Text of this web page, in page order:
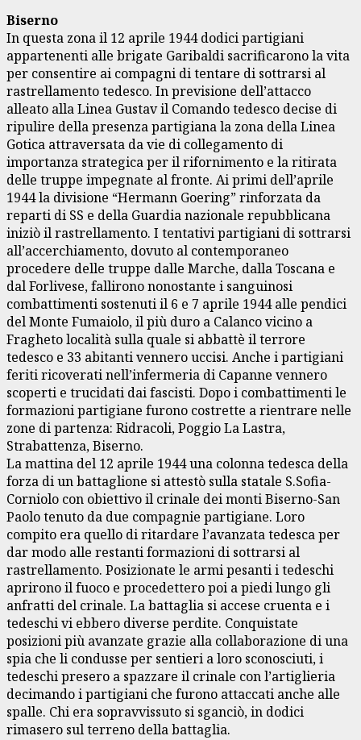
Biserno
In questa zona il 12 aprile 1944 dodici partigiani
appartenenti alle brigate Garibaldi sacrificarono la vita
per consentire ai compagni di tentare di sottrarsi al
rastrellamento tedesco. In previsione dell’attacco
alleato alla Linea Gustav il Comando tedesco decise di
ripulire della presenza partigiana la zona della Linea
Gotica attraversata da vie di collegamento di
importanza strategica per il rifornimento e la ritirata
delle truppe impegnate al fronte. Ai primi dell’aprile
1944 la divisione “Hermann Goering” rinforzata da
reparti di SS e della Guardia nazionale repubblicana
iniziò il rastrellamento. I tentativi partigiani di sottrarsi
all’accerchiamento, dovuto al contemporaneo
procedere delle truppe dalle Marche, dalla Toscana e
dal Forlivese, fallirono nonostante i sanguinosi
combattimenti sostenuti il 6 e 7 aprile 1944 alle pendici
del Monte Fumaiolo, il più duro a Calanco vicino a
Fragheto località sulla quale si abbattè il terrore
tedesco e 33 abitanti vennero uccisi. Anche i partigiani
feriti ricoverati nell’infermeria di Capanne vennero
scoperti e trucidati dai fascisti. Dopo i combattimenti le
formazioni partigiane furono costrette a rientrare nelle
zone di partenza: Ridracoli, Poggio La Lastra,
Strabattenza, Biserno.
La mattina del 12 aprile 1944 una colonna tedesca della
forza di un battaglione si attestò sulla statale S.Sofia-
Corniolo con obiettivo il crinale dei monti Biserno-San
Paolo tenuto da due compagnie partigiane. Loro
compito era quello di ritardare l’avanzata tedesca per
dar modo alle restanti formazioni di sottrarsi al
rastrellamento. Posizionate le armi pesanti i tedeschi
aprirono il fuoco e procedettero poi a piedi lungo gli
anfratti del crinale. La battaglia si accese cruenta e i
tedeschi vi ebbero diverse perdite. Conquistate
posizioni più avanzate grazie alla collaborazione di una
spia che li condusse per sentieri a loro sconosciuti, i
tedeschi presero a spazzare il crinale con l’artiglieria
decimando i partigiani che furono attaccati anche alle
spalle. Chi era sopravvissuto si sganciò, in dodici
rimasero sul terreno della battaglia.